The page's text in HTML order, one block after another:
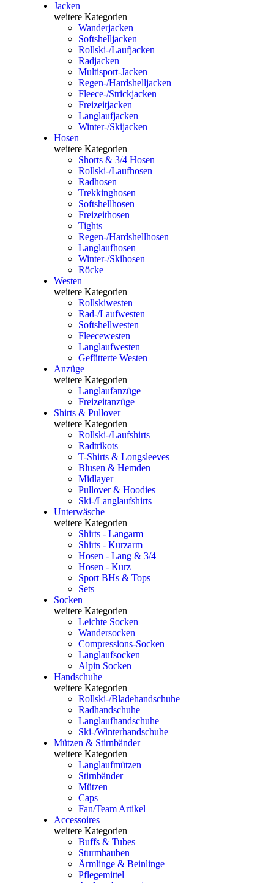
Jacken
weitere Kategorien
Wanderjacken
Softshelljacken
Rollski-/Laufjacken
Radjacken
Multisport-Jacken
Regen-/Hardshelljacken
Fleece-/Strickjacken
Freizeitjacken
Langlaufjacken
Winter-/Skijacken
Hosen
weitere Kategorien
Shorts & 3/4 Hosen
Rollski-/Laufhosen
Radhosen
Trekkinghosen
Softshellhosen
Freizeithosen
Tights
Regen-/Hardshellhosen
Langlaufhosen
Winter-/Skihosen
Röcke
Westen
weitere Kategorien
Rollskiwesten
Rad-/Laufwesten
Softshellwesten
Fleecewesten
Langlaufwesten
Gefütterte Westen
Anzüge
weitere Kategorien
Langlaufanzüge
Freizeitanzüge
Shirts & Pullover
weitere Kategorien
Rollski-/Laufshirts
Radtrikots
T-Shirts & Longsleeves
Blusen & Hemden
Midlayer
Pullover & Hoodies
Ski-/Langlaufshirts
Unterwäsche
weitere Kategorien
Shirts - Langarm
Shirts - Kurzarm
Hosen - Lang & 3/4
Hosen - Kurz
Sport BHs & Tops
Sets
Socken
weitere Kategorien
Leichte Socken
Wandersocken
Compressions-Socken
Langlaufsocken
Alpin Socken
Handschuhe
weitere Kategorien
Rollski-/Bladehandschuhe
Radhandschuhe
Langlaufhandschuhe
Ski-/Winterhandschuhe
Mützen & Stirnbänder
weitere Kategorien
Langlaufmützen
Stirnbänder
Mützen
Caps
Fan/Team Artikel
Accessoires
weitere Kategorien
Buffs & Tubes
Sturmhauben
Ärmlinge & Beinlinge
Pflegemittel